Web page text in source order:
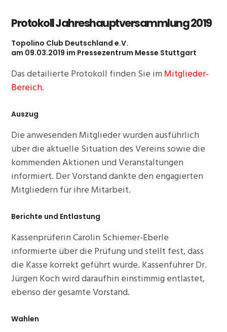
Protokoll Jahreshauptversammlung 2019
Topolino Club Deutschland e.V.
am 09.03.2019 im Pressezentrum Messe Stuttgart
Das detailierte Protokoll finden Sie imMitglieder-
Bereich.
Auszug
Die anwesenden Mitglieder wurden ausführlich
über die aktuelle Situation des Vereins sowie die
kommenden Aktionen und Veranstaltungen
informiert. Der Vorstand dankte den engagierten
Mitgliedern für ihre Mitarbeit.
Berichte und Entlastung
Kassenprüferin Carolin Schiemer-Eberle
informierte über die Prüfung und stellt fest, dass
die Kasse korrekt geführt wurde. Kassenführer Dr.
Jürgen Koch wird daraufhin einstimmig entlastet,
ebenso der gesamte Vorstand.
Wahlen